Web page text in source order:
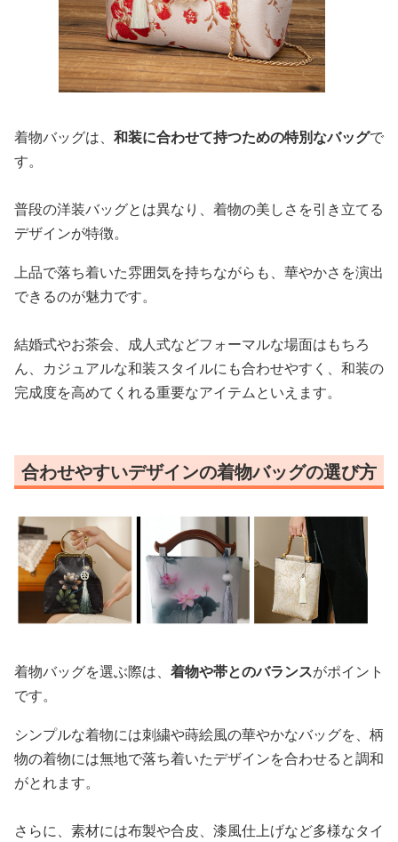
着物バッグは、 和装に合わせて持つための特別なバッグで
す。
普段の洋装バッグとは異なり、着物の美しさを引き立てる
デザインが特徴。
上品で落ち着いた雰囲気を持ちながらも、華やかさを演出
できるのが魅力です。
結婚式やお茶会、成人式などフォーマルな場面はもちろ
ん、カジュアルな和装スタイルにも合わせやすく、和装の
完成度を高めてくれる重要なアイテムといえます。
合わせやすいデザインの着物バッグの選び方
着物バッグを選ぶ際は、 着物や帯とのバランスがポイント
です。
シンプルな着物には刺繍や蒔絵風の華やかなバッグを、柄
物の着物には無地で落ち着いたデザインを合わせると調和
がとれます。
さらに、素材には布製や合皮、漆風仕上げなど多様なタイ